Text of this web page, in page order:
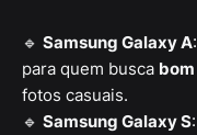
🔹 Samsung Galaxy A
para quem busca
fotos casuais.
🔹 Samsung Galaxy S